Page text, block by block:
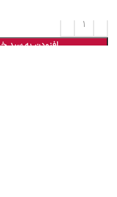
افزودن به سبد